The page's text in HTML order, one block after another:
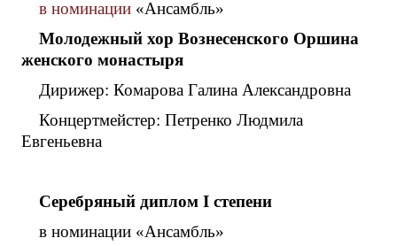
в номинации «Ансамбль»
Молодежный хор Вознесенского Оршина
женского монастыря
Дирижер: Комарова Галина Александровна
Концертмейстер: Петренко Людмила
Евгеньевна
Серебряный диплом I степени
в номинации «Ансамбль»